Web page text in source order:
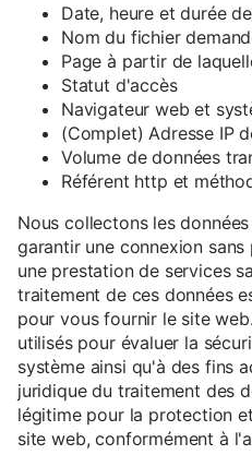
Date, heure et durée
Nom du fichier
Page à partir de
Statut d'accès
Navigateur web et
(Complet) Adresse IP
Volume de données
Référent http et
Nous collectons les
garantir une connexion
une prestation de services
traitement de ces données
pour vous fournir le site
utilisés pour évaluer la
système ainsi qu'à des fins
juridique du traitement des
légitime pour la protection
site web, conformément à